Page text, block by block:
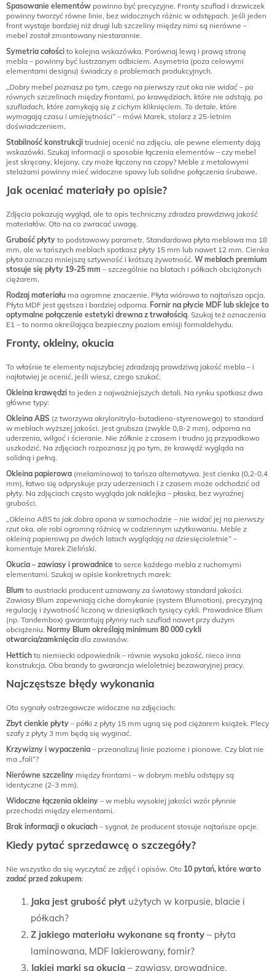
Spasowanie elementów powinno być precyzyjne. Fronty szuflad i drzwiczek
powinny tworzyć równe linie, bez widocznych różnic w odstępach. Jeśli jeden
front wystaje bardziej niż drugi lub szczeliny między nimi są nierówne –
mebel został zmontowany niestarannie.
Symetria całości to kolejna wskazówka. Porównaj lewą i prawą stronę
mebla – powinny być lustrzanym odbiciem. Asymetria (poza celowymi
elementami designu) świadczy o problemach produkcyjnych.
„Dobry mebel poznasz po tym, czego na pierwszy rzut oka nie widać – po
równych szczelinach między frontami, po krawędziach, które nie odstają, po
szufladach, które zamykają się z cichym kliknięciem. To detale, które
wymagają czasu i umiejętności” – mówi Marek, stolarz z 25-letnim
doświadczeniem.
Stabilność konstrukcji trudniej ocenić na zdjęciu, ale pewne elementy dają
wskazówki. Szukaj informacji o sposobie łączenia elementów – czy mebel
jest skręcany, klejony, czy może łączony na czopy? Meble z metalowymi
stelażami powinny mieć widoczne spawy lub solidne połączenia śrubowe.
Jak oceniać materiały po opisie?
Zdjęcia pokazują wygląd, ale to opis techniczny zdradza prawdziwą jakość
materiałów. Oto na co zwracać uwagę.
Grubość płyty to podstawowy parametr. Standardowa płyta meblowa ma 18
mm, ale w tańszych meblach spotkasz płyty 15 mm lub nawet 12 mm. Cienka
płyta oznacza mniejszą sztywność i krótszą żywotność. W meblach premium
stosuje się płyty 19-25 mm – szczególnie na blatach i półkach obciążonych
ciężarem.
Rodzaj materiału ma ogromne znaczenie. Płyta wiórowa to najtańsza opcja.
Płyta MDF jest gęstsza i bardziej odporna. Fornir na płycie MDF lub sklejce to
optymalne połączenie estetyki drewna z trwałością. Szukaj też oznaczenia
E1 – to norma określająca bezpieczny poziom emisji formaldehydu.
Fronty, okleiny, okucia
To właśnie te elementy najszybciej zdradzają prawdziwą jakość mebla – i
najłatwiej je ocenić, jeśli wiesz, czego szukać.
Okleina krawędzi to jeden z najważniejszych detali. Na rynku spotkasz dwa
główne typy:
Okleina ABS (z tworzywa akrylonitrylo-butadieno-styrenowego) to standard
w meblach wyższej jakości. Jest grubsza (zwykle 0,8-2 mm), odporna na
uderzenia, wilgoć i ścieranie. Nie żółknie z czasem i trudno ją przypadkowo
uszkodzić. Na zdjęciach rozpoznasz ją po tym, że krawędź wygląda na
solidną i pełną.
Okleina papierowa (melaminowa) to tańsza alternatywa. Jest cienka (0,2-0,4
mm), łatwo się odpryskuje przy uderzeniach i z czasem może odchodzić od
płyty. Na zdjęciach często wygląda jak naklejka – płaska, bez wyraźnej
grubości.
„Okleina ABS to jak dobra opona w samochodzie – nie widać jej na pierwszy
rzut oka, ale robi ogromną różnicę w codziennym użytkowaniu. Meble z
okleiną papierową po dwóch latach wyglądają na dziesięcioletnie” –
komentuje Marek Zieliński.
Okucia – zawiasy i prowadnice to serce każdego mebla z ruchomymi
elementami. Szukaj w opisie konkretnych marek:
Blum to austriacki producent uznawany za światowy standard jakości.
Zawiasy Blum zapewniają ciche domykanie (system Blumotion), precyzyjną
regulację i żywotność liczoną w dziesiątkach tysięcy cykli. Prowadnice Blum
(np. Tandembox) gwarantują płynny ruch szuflad nawet przy dużym
obciążeniu. Normy Blum określają minimum 80 000 cykli
otwarcia/zamknięcia dla zawiasów.
Hettich to niemiecki odpowiednik – równie wysoka jakość, nieco inna
konstrukcja. Oba brandy to gwarancja wieloletniej bezawaryjnej pracy.
Najczęstsze błędy wykonania
Oto sygnały ostrzegawcze widoczne na zdjęciach:
Zbyt cienkie płyty – półki z płyty 15 mm ugną się pod ciężarem książek. Plecy
szafy z płyty 3 mm będą się wyginać.
Krzywizny i wypaczenia – przeanalizuj linie poziome i pionowe. Czy blat nie
ma „fali”?
Nierówne szczeliny między frontami – w dobrym meblu odstępy są
identyczne (2-3 mm).
Widoczne łączenia okleiny – w meblu wysokiej jakości wzór płynnie
przechodzi między elementami.
Brak informacji o okuciach – sygnał, że producent stosuje najtańsze opcje.
Kiedy pytać sprzedawcę o szczegóły?
Nie wszystko da się wyczytać ze zdjęć i opisów. Oto 10 pytań, które warto
zadać przed zakupem:
Jaka jest grubość płyt użytych w korpusie, blacie i
półkach?
Z jakiego materiału wykonane są fronty – płyta
laminowana, MDF lakierowany, fornir?
Jakiej marki są okucia – zawiasy, prowadnice,